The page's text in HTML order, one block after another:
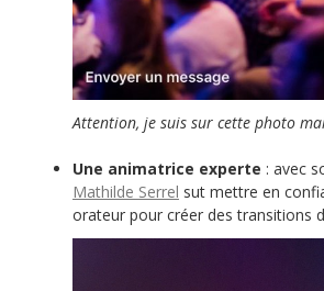
Attention, je suis sur cette photo
Une animatrice experte : avec
Mathilde Serrel sut mettre en
orateur pour créer des transitions